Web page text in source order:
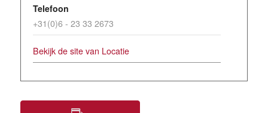
Telefoon
+31(0)6 - 23 33 2673
Bekijk de site van Locatie